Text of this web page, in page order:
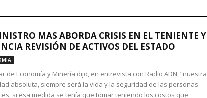
MAS ABORDA CRISIS EN EL TENIENTE Y
REVISIÓN DE ACTIVOS DEL ESTADO
de Economía y Minería dijo, en entrevista con Radio ADN, “nuestra
absoluta, siempre será la vida y la seguridad de las personas.
si esa medida se tenía que tomar teniendo los costos que